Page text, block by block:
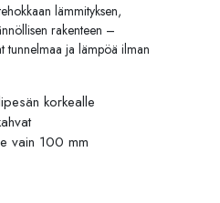
lämmityksen,
rakenteen –
tunnelmaa ja lämpöä ilman
korkealle
vain 100 mm